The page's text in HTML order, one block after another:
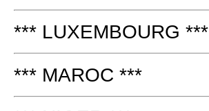
*** LUXEMBOURG ***
*** MAROC ***